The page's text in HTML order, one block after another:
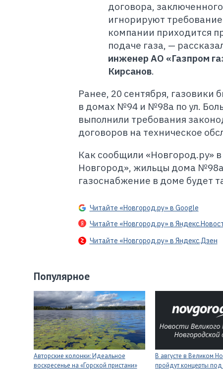
договора,
игнорируют
компании приходится
подаче газа, —
инженер АО «Газпром
Кирсанов.
Ранее, 20 сентября,
в домах №94 и №98а по ул.
выполнили требования
договоров на техническое
Как сообщили «Новгород.ру»
Новгород», жильцы дома №98а
газоснабжение в доме будет
Читайте «Новгород.ру» в Google
Читайте «Новгород.ру» в
Читайте «Новгород.ру» в Яндекс.Дзен
Популярное
Авторские колонки: Идеальное
воскресенье на «Горской пристани»
В августе в Великом
пройдут концерты